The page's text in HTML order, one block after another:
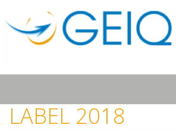
LABEL 2018